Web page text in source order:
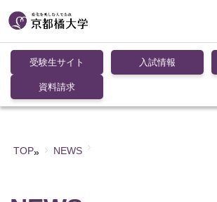
受験生サイト 入試情報
資料請求
TOP» NEWS